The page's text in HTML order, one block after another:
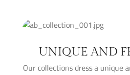
UNIQUE AND
Our collections dress a unique